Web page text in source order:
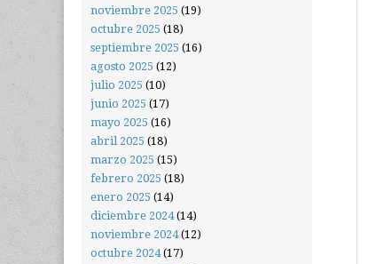
noviembre 2025 (19)
octubre 2025 (18)
septiembre 2025 (16)
agosto 2025 (12)
julio 2025 (10)
junio 2025 (17)
mayo 2025 (16)
abril 2025 (18)
marzo 2025 (15)
febrero 2025 (18)
enero 2025 (14)
diciembre 2024(14)
noviembre 2024(12)
octubre 2024(17)